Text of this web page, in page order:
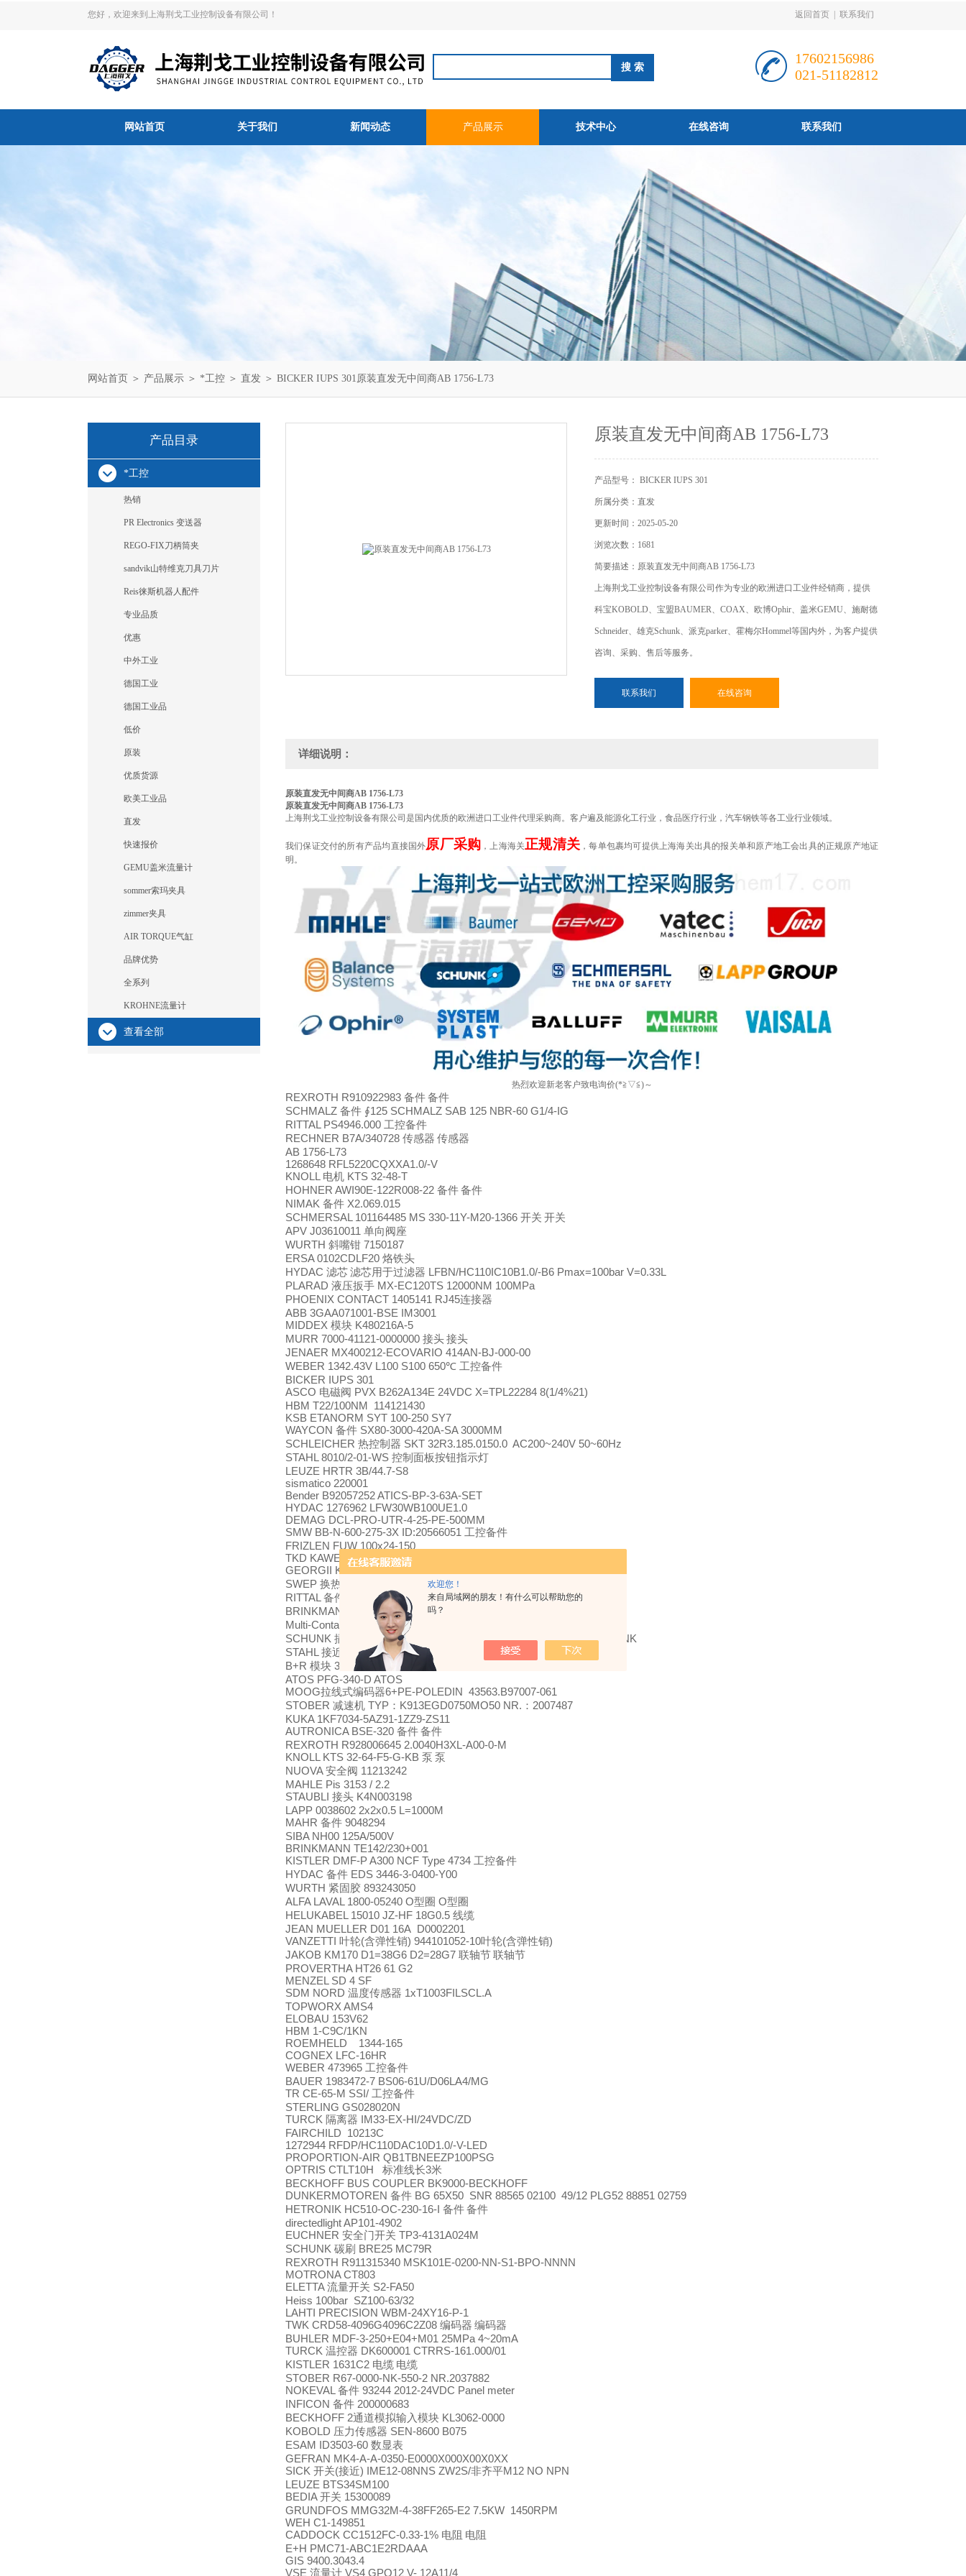
欢迎您！
来自局域网的朋友！有什么可以帮助您的
吗？
您好，欢迎来到上海荆戈工业控制设备有限公司！ 返回首页 联系我们
17602156986
021-51182812
网站首页 关于我们 新闻动态 产品展示 技术中心 在线咨询 联系我们
网站首页 ＞ 产品展示 ＞ *工控 ＞ 直发 ＞ BICKER IUPS 301原装直发无中间商AB 1756-L73
产品目录
*工控
热销
PR Electronics 变送器
REGO-FIX刀柄筒夹
sandvik山特维克刀具刀片
Reis徕斯机器人配件
专业品质
优惠
中外工业
德国工业
德国工业品
低价
原装
优质货源
欧美工业品
直发
快速报价
GEMU盖米流量计
sommer索玛夹具
zimmer夹具
AIR TORQUE气缸
品牌优势
全系列
KROHNE流量计
查看全部
原装直发无中间商AB 1756-L73
产品型号： BICKER IUPS 301
所属分类：直发
更新时间：2025-05-20
浏览次数：1681
简要描述：原装直发无中间商AB 1756-L73
上海荆戈工业控制设备有限公司作为专业的欧洲进口工业件经销商，提供
科宝KOBOLD、宝盟BAUMER、COAX、欧博Ophir、盖米GEMU、施耐德
Schneider、雄克Schunk、派克parker、霍梅尔Hommel等国内外，为客户提供
咨询、采购、售后等服务。
联系我们 在线咨询
详细说明：
原装直发无中间商AB 1756-L73
原装直发无中间商AB 1756-L73
上海荆戈工业控制设备有限公司是国内优质的欧洲进口工业件代理采购商。客户遍及能源化工行业，食品医疗行业，汽车钢铁等各工业行业领域。
我们保证交付的所有产品均直接国外原厂采购 ，上海海关正规清关 ，每单包裹均可提供上海海关出具的报关单和原产地工会出具的正规原产地证
明。
热烈欢迎新老客户致电询价(*≧▽≦)～
REXROTH R910922983 备件备件
SCHMALZ 备件 ∮125 SCHMALZ SAB 125 NBR-60 G1/4-IG
RITTAL PS4946.000 工控备件
RECHNER B7A/340728 传感器 传感器
AB 1756-L73
1268648 RFL5220CQXXA1.0/-V
KNOLL 电机 KTS 32-48-T
HOHNER AWI90E-122R008-22 备件备件
NIMAK 备件 X2.069.015
SCHMERSAL 101164485 MS 330-11Y-M20-1366 开关 开关
APV J03610011 单向阀座
WURTH 斜嘴钳 7150187
ERSA 0102CDLF20 烙铁头
HYDAC 滤芯滤芯用于过滤器 LFBN/HC110IC10B1.0/-B6 Pmax=100bar V=0.33L
PLARAD 液压扳手 MX-EC120TS 12000NM 100MPa
PHOENIX CONTACT 1405141 RJ45连接器
ABB 3GAA071001-BSE IM3001
MIDDEX 模块 K480216A-5
MURR 7000-41121-0000000 接头接头
JENAER MX400212-ECOVARIO 414AN-BJ-000-00
WEBER 1342.43V L100 S100 650℃ 工控备件
BICKER IUPS 301
ASCO 电磁阀 PVX B262A134E 24VDC X=TPL22284 8(1/4%21)
HBM T22/100NM 114121430
KSB ETANORM SYT 100-250 SY7
WAYCON 备件 SX80-3000-420A-SA 3000MM
SCHLEICHER 热控制器 SKT 32R3.185.0150.0 AC200~240V 50~60Hz
STAHL 8010/2-01-WS 控制面板按钮指示灯
LEUZE HRTR 3B/44.7-S8
sismatico 220001
Bender B92057252 ATICS-BP-3-63A-SET
HYDAC 1276962 LFW30WB100UE1.0
DEMAG DCL-PRO-UTR-4-25-PE-500MM
SMW BB-N-600-275-3X ID:20566051 工控备件
FRIZLEN FUW 100x24-150
TKD KAWEFLEX 3340 SK-TP-C-PUR 4*2*0.5mm²
GEORGII KOBOLD备件KOD 526/S189
SWEP 换热器
B12MT×68/1p-sn-s 4×1 1/4
RITTAL 备件
3685955
BRINKMANN
备件SAL 303/240-MV+211
Multi-Contact
TSB150/35
SCHUNK 插座
B15 adapter 1 840 203 543 KAS-A15-A;0301265 SCHUNK
STAHL 接近开关8070/1-1-RS-K
B+R 模块 3DT477.6
ATOS PFG-340-D ATOS
MOOG拉线式编码器6+PE-POLEDIN 43563.B97007-061
STOBER 减速机 TYP ： K913EGD0750MO50 NR. ： 2007487
KUKA 1KF7034-5AZ91-1ZZ9-ZS11
AUTRONICA BSE-320 备件备件
REXROTH R928006645 2.0040H3XL-A00-0-M
KNOLL KTS 32-64-F5-G-KB 泵 泵
NUOVA安全阀 11213242
MAHLE Pis 3153 / 2.2
STAUBLI 接头 K4N003198
LAPP 0038602 2x2x0.5 L=1000M
MAHR 备件 9048294
SIBA NH00 125A/500V
BRINKMANN TE142/230+001
KISTLER DMF-P A300 NCF Type 4734 工控备件
HYDAC 备件 EDS 3446-3-0400-Y00
WURTH 紧固胶 893243050
ALFA LAVAL 1800-05240 O型圈 O型圈
HELUKABEL 15010 JZ-HF 18G0.5 线缆
JEAN MUELLER D01 16A D0002201
VANZETTI 叶轮(含弹性销) 944101052-10叶轮(含弹性销)
JAKOB KM170 D1=38G6 D2=28G7 联轴节联轴节
PROVERTHA HT26 61 G2
MENZEL SD 4 SF
SDM NORD 温度传感器 1xT1003FILSCL.A
TOPWORX AMS4
ELOBAU 153V62
HBM 1-C9C/1KN
ROEMHELD 1344-165
COGNEX LFC-16HR
WEBER 473965 工控备件
BAUER 1983472-7 BS06-61U/D06LA4/MG
TR СЕ-65-М SSI/ 工控备件
STERLING GS028020N
TURCK 隔离器 IM33-EX-HI/24VDC/ZD
FAIRCHILD 10213C
1272944 RFDP/HC110DAC10D1.0/-V-LED
PROPORTION-AIR QB1TBNEEZP100PSG
OPTRIS CTLT10H 标准线长3米
BECKHOFF BUS COUPLER BK9000-BECKHOFF
DUNKERMOTOREN 备件 BG 65X50 SNR 88565 02100 49/12 PLG52 88851 02759
HETRONIK HC510-OC-230-16-I 备件备件
directedlight AP101-4902
EUCHNER 安全门开关 TP3-4131A024M
SCHUNK 碳刷 BRE25 MC79R
REXROTH R911315340 MSK101E-0200-NN-S1-BPO-NNNN
MOTRONA CT803
ELETTA流量开关 S2-FA50
Heiss 100bar SZ100-63/32
LAHTI PRECISION WBM-24XY16-P-1
TWK CRD58-4096G4096C2Z08 编码器 编码器
BUHLER MDF-3-250+E04+M01 25MPa 4~20mA
TURCK 温控器 DK600001 CTRRS-161.000/01
KISTLER 1631C2 电缆 电缆
STOBER R67-0000-NK-550-2 NR.2037882
NOKEVAL 备件 93244 2012-24VDC Panel meter
INFICON 备件 200000683
BECKHOFF 2通道模拟输入模块 KL3062-0000
KOBOLD 压力传感器 SEN-8600 B075
ESAM ID3503-60 数显表
GEFRAN MK4-A-A-0350-E0000X000X00X0XX
SICK 开关(接近) IME12-08NNS ZW2S/非齐平M12 NO NPN
LEUZE BTS34SM100
BEDIA开关 15300089
GRUNDFOS MMG32M-4-38FF265-E2 7.5KW 1450RPM
WEH C1-149851
CADDOCK CC1512FC-0.33-1% 电阻 电阻
E+H PMC71-ABC1E2RDAAA
GIS 9400.3043.4
VSE 流量计 VS4 GPO12 V- 12A11/4